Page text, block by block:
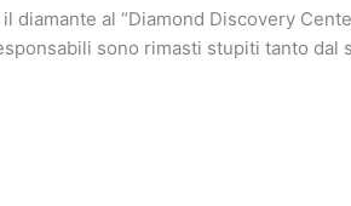
diamante al “Diamond Discovery
sono rimasti stupiti tanto dal